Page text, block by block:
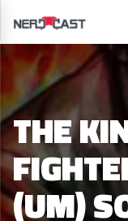
THE
(UM)